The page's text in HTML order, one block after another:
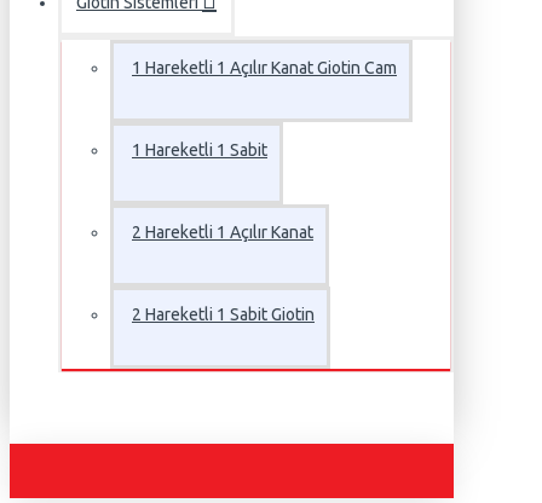
1 Hareketli 1 Açılır Kanat Giotin Cam
1 Hareketli 1 Sabit
2 Hareketli 1 Açılır Kanat
2 Hareketli 1 Sabit Giotin